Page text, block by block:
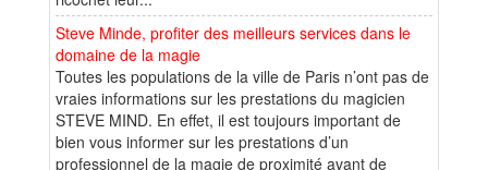
Steve Minde, profiter des meilleurs services dans le
domaine de la magie
Toutes les populations de la ville de Paris n’ont pas de
vraies informations sur les prestations du magicien
STEVE MIND. En effet, il est toujours important de
bien vous informer sur les prestations d’un
professionnel de la magie de proximité avant de